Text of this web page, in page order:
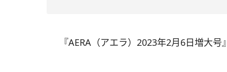
『AERA（アエラ）2023年2月6日増大号